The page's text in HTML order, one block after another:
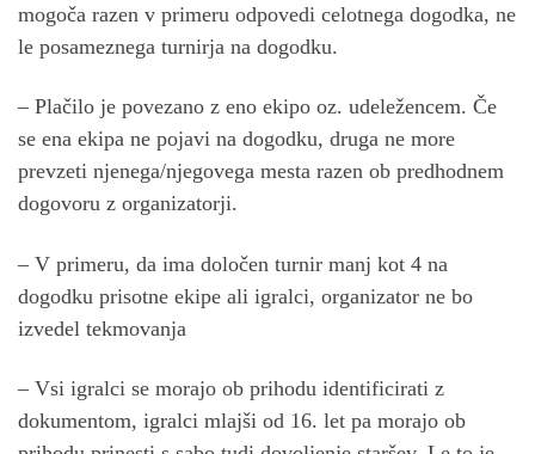
mogoča razen v primeru odpovedi celotnega dogodka, ne
le posameznega turnirja na dogodku.
– Plačilo je povezano z eno ekipo oz. udeležencem. Če
se ena ekipa ne pojavi na dogodku, druga ne more
prevzeti njenega/njegovega mesta razen ob predhodnem
dogovoru z organizatorji.
– V primeru, da ima določen turnir manj kot 4 na
dogodku prisotne ekipe ali igralci, organizator ne bo
izvedel tekmovanja
– Vsi igralci se morajo ob prihodu identificirati z
dokumentom, igralci mlajši od 16. let pa morajo ob